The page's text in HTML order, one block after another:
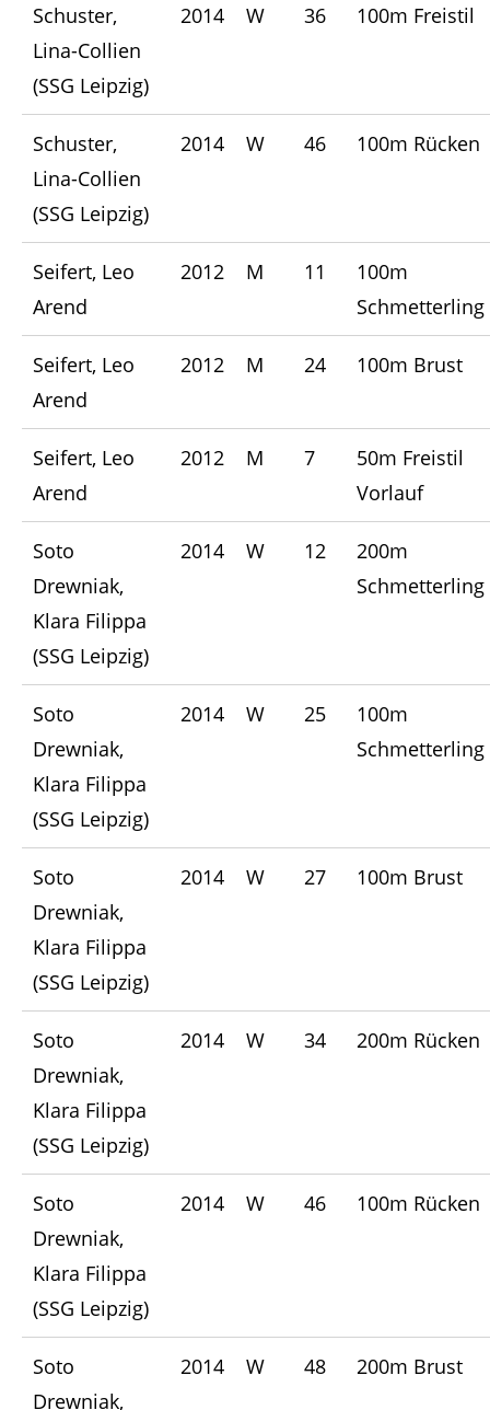
Schuster,
Lina-Collien
(SSG Leipzig)
2014 W 36 100m Freistil
Schuster,
Lina-Collien
(SSG Leipzig)
2014 W 46 100m Rücken
Seifert, Leo
Arend
2012 M 11
100m
Schmetterling
Seifert, Leo
Arend
2012 M 24 100m Brust
Seifert, Leo
Arend
2012 M 7
50m Freistil
Vorlauf
Soto
Drewniak,
Klara Filippa
(SSG Leipzig)
2014 W 12
200m
Schmetterling
Soto
Drewniak,
Klara Filippa
(SSG Leipzig)
2014 W 25
100m
Schmetterling
Soto
Drewniak,
Klara Filippa
(SSG Leipzig)
2014 W 27 100m Brust
Soto
Drewniak,
Klara Filippa
(SSG Leipzig)
2014 W 34 200m Rücken
Soto
Drewniak,
Klara Filippa
(SSG Leipzig)
2014 W 46 100m Rücken
Soto
Drewniak,
2014 W 48 200m Brust